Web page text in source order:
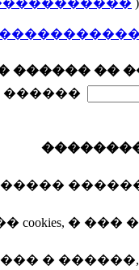
)
������ ��
������
� ���
�